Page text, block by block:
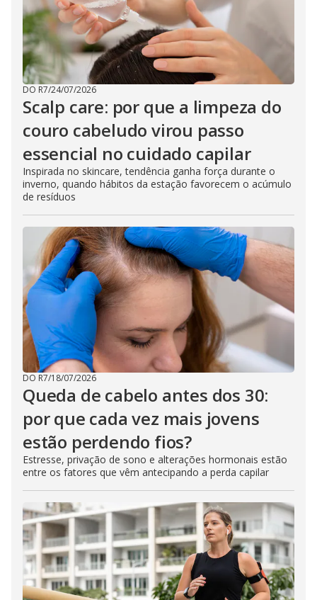
DO R7/24/07/2026
Scalp care: por que a limpeza do
couro cabeludo virou passo
essencial no cuidado capilar
Inspirada no skincare, tendência ganha força durante o
inverno, quando hábitos da estação favorecem o acúmulo
de resíduos
DO R7/18/07/2026
Queda de cabelo antes dos 30:
por que cada vez mais jovens
estão perdendo fios?
Estresse, privação de sono e alterações hormonais estão
entre os fatores que vêm antecipando a perda capilar